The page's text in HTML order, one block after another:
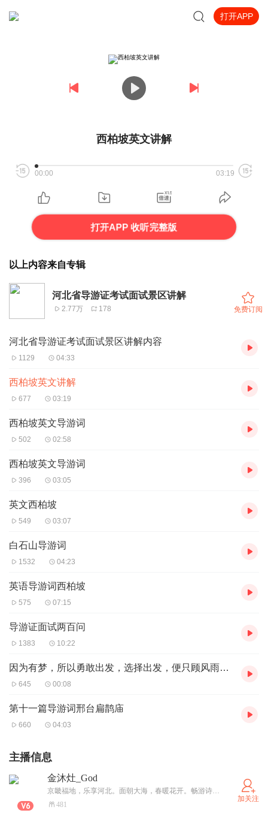
打开APP
西柏坡英文讲解
00:00 03:19
打开APP 收听完整版
以上内容来自专辑
河北省导游证考试面试景区讲解
2.77万 178 免费订阅
河北省导游证考试面试景区讲解内容
1129 04:33
西柏坡英文讲解
677 03:19
西柏坡英文导游词
502 02:58
西柏坡英文导游词
396 03:05
英文西柏坡
549 03:07
白石山导游词
1532 04:23
英语导游词西柏坡
575 07:15
导游证面试两百问
1383 10:22
因为有梦，所以勇敢出发，选择出发，便只顾风雨兼程。
645 00:08
第十一篇导游词邢台扁鹊庙
660 04:03
主播信息
金沐灶_God
京畿福地，乐享河北。面朝大海，春暖花开。畅游诗海，不负韶华。
481
加关注